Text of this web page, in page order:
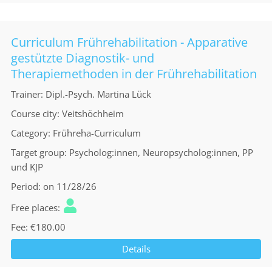
Curriculum Frührehabilitation - Apparative
gestützte Diagnostik- und
Therapiemethoden in der Frührehabilitation
Trainer Dipl.-Psych. Martina Lück
Course city Veitshöchheim
Category Frühreha-Curriculum
Target group Psycholog:innen, Neuropsycholog:innen, PP
und KJP
Period on 11/28/26
Free places
Fee €180.00
Details